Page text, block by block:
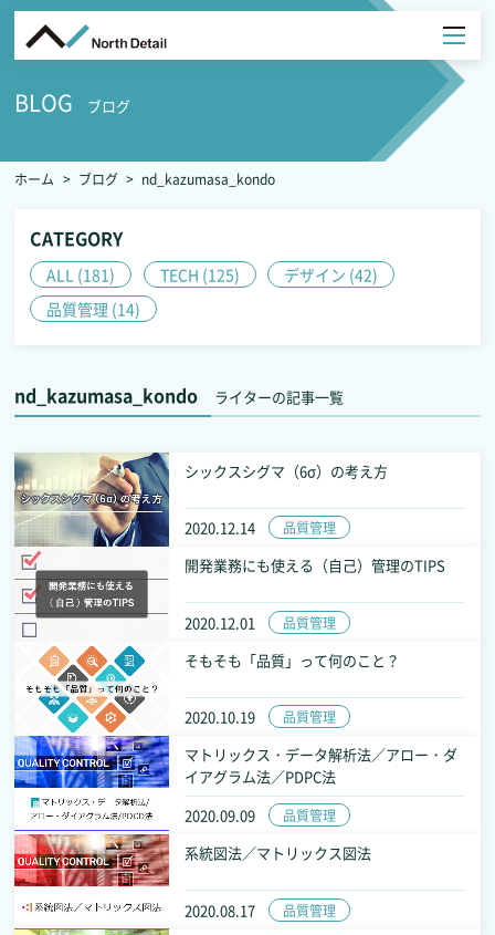
BLOG ブログ
ホーム ブログ nd_kazumasa_kondo
CATEGORY
ALL (181) TECH (125)
デザイン (42)
品質管理 (14)
nd_kazumasa_kondo ライターの記事一覧
2020.12.14 品質管理
シックスシグマ（6σ）の考え方
2020.12.01 品質管理
開発業務にも使える（自己）管理のTIPS
2020.10.19 品質管理
そもそも「品質」って何のこと？
2020.09.09 品質管理
マトリックス・データ解析法／アロー・ダ
イアグラム法／PDPC法
2020.08.17 品質管理
系統図法／マトリックス図法